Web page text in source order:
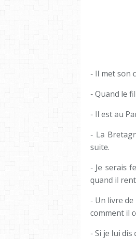
- Il met son
- Quand le
- Il est au
- La
suite.
- Je serais
quand il
- Un livre
comment il
- Si je lui dis